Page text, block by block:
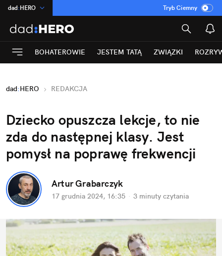
dad:HERO
:Temat
INN:Poland
ASZ:dziennik
Rozrywka
Tryb Ciemny
BOHATEROWIE JESTEM TATĄ ZWIĄZKI
dad:HERO REDAKCJA
Dziecko opuszcza lekcje, to nie
zda do następnej klasy. Jest
pomysł na poprawę frekwencji
Artur Grabarczyk
17 grudnia 2024, 16:35 · 3 minuty czytania